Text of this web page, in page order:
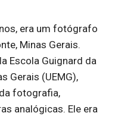
era um fotógrafo
Minas Gerais.
Escola Guignard da
Gerais (UEMG),
fotografia,
analógicas. Ele era